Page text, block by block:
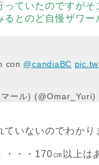
っていたのですがそ
るとのど自慢ザワ
con @candiaBC
ール) (@Omar_Yuri)
ていないのでわかり
・・170㎝以上は